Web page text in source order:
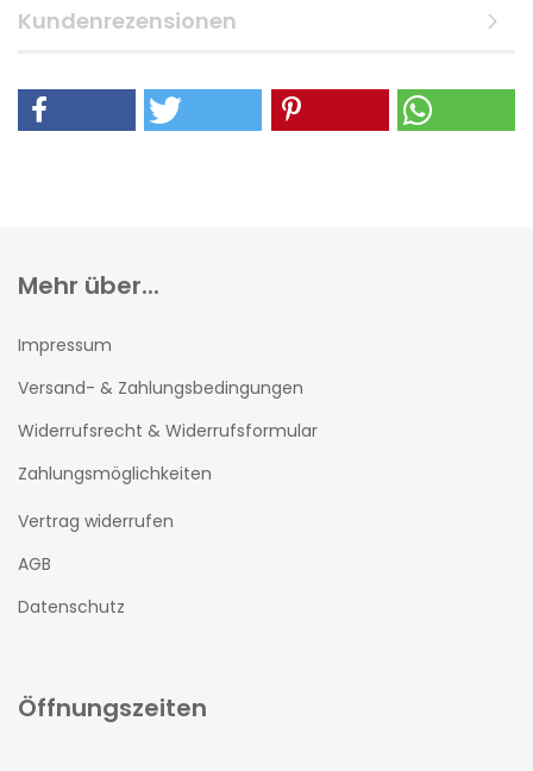
Kundenrezensionen
Mehr über...
Impressum
Versand- & Zahlungsbedingungen
Widerrufsrecht & Widerrufsformular
Zahlungsmöglichkeiten
Vertrag widerrufen
AGB
Datenschutz
Öffnungszeiten